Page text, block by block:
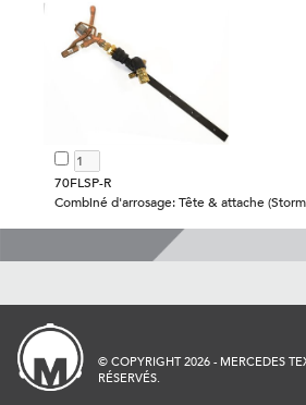
70FLSP-R
Combiné d'arrosage: Tête & attache
© COPYRIGHT 2026 - MERCEDES
RÉSERVÉS.